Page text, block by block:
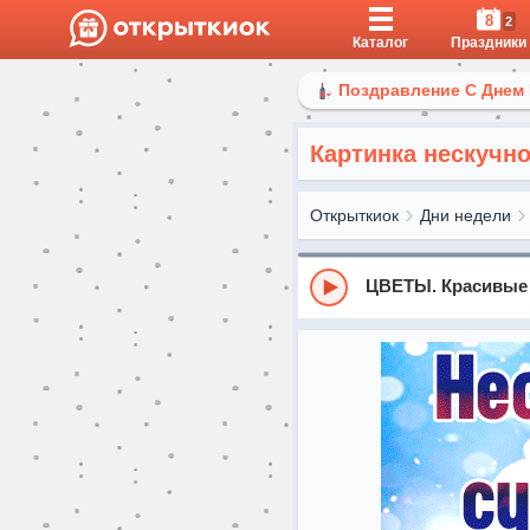
Каталог
8 2
Праздники
Поздравление С
Картинка
Открыткиок Дни недели
ЦВЕТЫ. Красивые